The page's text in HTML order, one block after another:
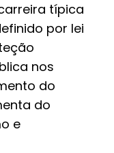
típica
por lei
nos
do
do
e